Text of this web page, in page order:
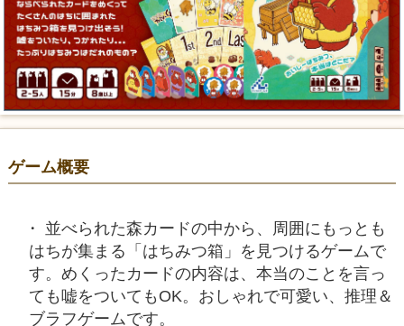
ゲーム概要
並べられた森カードの中から、周囲にもっとも
はちが集まる「はちみつ箱」を見つけるゲームで
す。めくったカードの内容は、本当のことを言っ
ても嘘をついてもOK。おしゃれで可愛い、推理＆
ブラフゲームです。